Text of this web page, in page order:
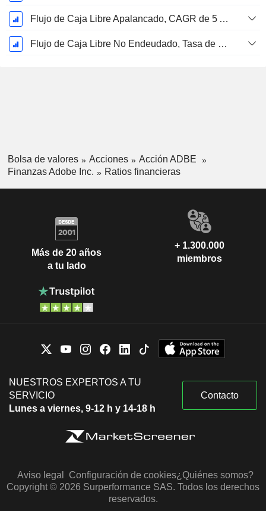
Flujo de Caja Libre Apalancado, CAGR de 5 Años %
Flujo de Caja Libre No Endeudado, Tasa de Crecimiento Anual Compuesto de 5 Años %
Bolsa de valores Acciones
Acción ADBE
Finanzas Adobe Inc.
Ratios financieras
Más de 20 años
a tu lado
+ 1.300.000
miembros
NUESTROS EXPERTOS A TU
SERVICIO
Lunes a viernes, 9-12 h y 14-18 h
Contacto
Aviso legal Configuración de cookies¿Quiénes somos?
Copyright © 2026 Surperformance SAS. Todos los derechos
reservados.